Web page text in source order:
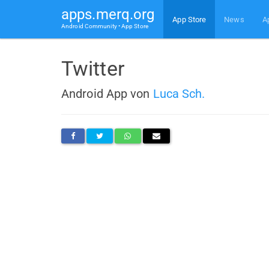
apps.merq.org
Android Community • App Store
App Store News
Twitter
Android App von Luca Sch.